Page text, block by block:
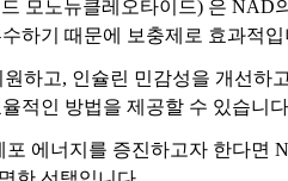
모노뉴클레오타이드) 은 NAD
하기 때문에 보충제로 효과적입
하고, 인슐린 민감성을 개선하
적인 방법을 제공할 수 있습니
포 에너지를 증진하고자 한다면